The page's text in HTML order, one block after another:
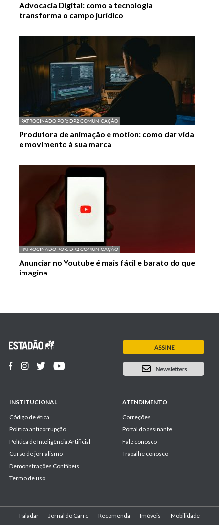
Advocacia Digital: como a tecnologia
transforma o campo jurídico
PATROCINADO POR: DP2 COMUNICAÇÃO
Produtora de animação e motion: como dar vida
e movimento à sua marca
PATROCINADO POR: DP2 COMUNICAÇÃO
Anunciar no Youtube é mais fácil e barato do que
imagina
INSTITUCIONAL
Código de ética
Politica anticorrupção
Política de Inteligência Artificial
Curso de jornalismo
Demonstrações Contábeis
Termo de uso
ATENDIMENTO
Correções
Portal do assinante
Fale conosco
Trabalhe conosco
Paladar Jornal do Carro Recomenda Imóveis
Mobilidade